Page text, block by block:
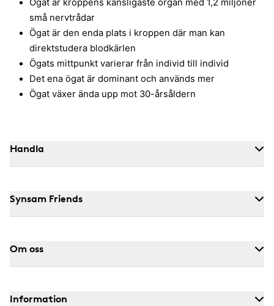
Ögat är kroppens känsligaste organ med 1,2 miljoner
små nervtrådar
Ögat är den enda plats i kroppen där man kan
direktstudera blodkärlen
Ögats mittpunkt varierar från individ till individ
Det ena ögat är dominant och används mer
Ögat växer ända upp mot 30-årsåldern
Handla
Synsam Friends
Om oss
Information